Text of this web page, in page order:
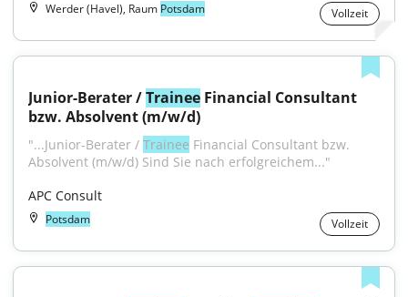
Werder (Havel), Raum Potsdam Vollzeit
Junior-Berater / Trainee Financial Consultant
bzw. Absolvent (m/w/d)
"...Junior-Berater / Trainee Financial Consultant bzw.
Absolvent (m/w/d) Sind Sie nach erfolgreichem..."
APC Consult
Potsdam Vollzeit